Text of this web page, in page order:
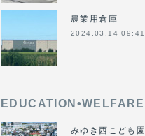
農業用倉庫
2024.03.14 09:41
EDUCATION•WELFARE
みゆき西こども園